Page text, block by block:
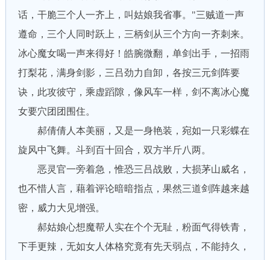
话，干脆三个人一齐上，叫姑娘我省事。"三贼道一声
遵命，三个人同时跃上，三柄剑从三个方向一齐刺来。
冰心魔女喝一声来得好！皓腕微翻，单剑出手，一招雨
打梨花，满身剑影，三吕劲力自卸，各按三元剑阵要
诀，此攻彼守，乘虚蹈隙，像风车一样，剑不离冰心魔
女要穴团团围住。
郝倩倩人本美丽，又是一身艳装，宛如一只彩蝶在
旋风中飞舞。斗到百十回合，双方半斤八两。
恶灵官一旁着急，惟恐三吕战败，大损茅山威名，
也不惜人言，藉着评论暗暗指点，果然三道剑阵越来越
密，威力大见增强。
郝姑娘心想魔帮人实在个个无耻，粉面气得铁青，
下手更辣，无如女人体格究竟有先天弱点，不能持久，